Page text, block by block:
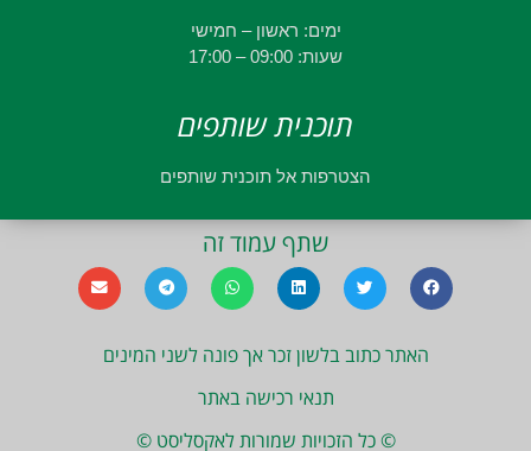
ימים: ראשון – חמישי
שעות: 09:00 – 17:00
תוכנית שותפים
הצטרפות אל תוכנית שותפים
שתף עמוד זה
האתר כתוב בלשון זכר אך פונה לשני המינים
תנאי רכישה באתר
© כל הזכויות שמורות לאקסליסט ©